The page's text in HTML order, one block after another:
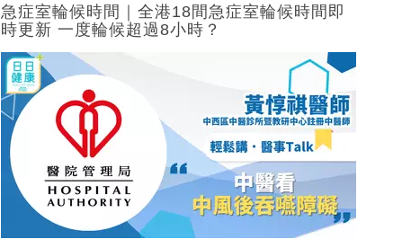
急症室輪候時間｜全港18間急症室輪候時間即
時更新 一度輪候超過8小時？